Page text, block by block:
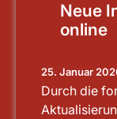
Neue
online
25. Januar
Durch die